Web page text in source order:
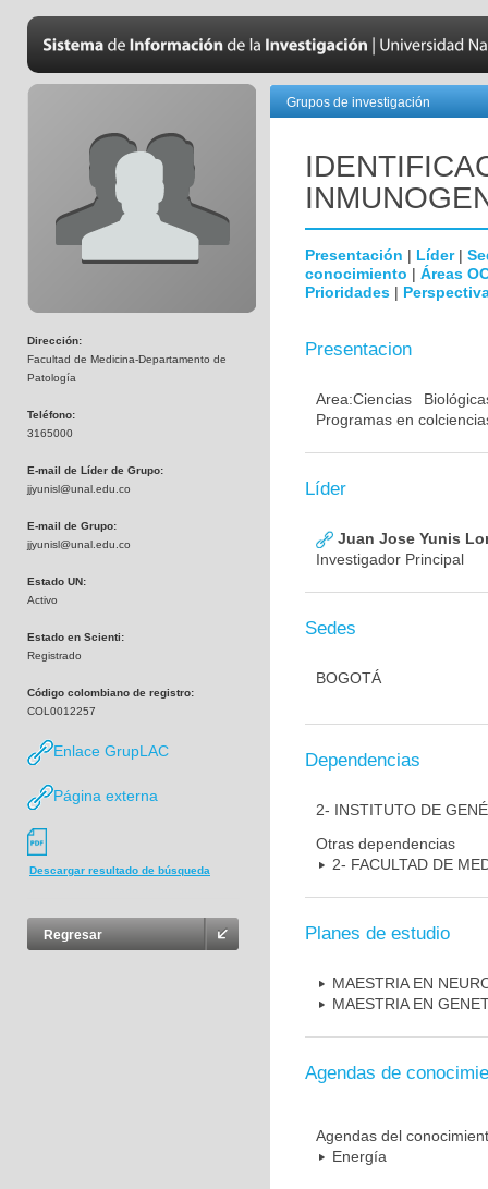
Dirección:
Facultad de Medicina-Departamento de
Patología
Teléfono:
3165000
E-mail de Líder de Grupo:
jjyunisl@unal.edu.co
E-mail de Grupo:
jjyunisl@unal.edu.co
Estado UN:
Activo
Estado en Scienti:
Registrado
Código colombiano de registro:
COL0012257
Enlace GrupLAC
Página externa
Descargar resultado de búsqueda
Regresar
Grupos de investigación
Presentación | Líder|
conocimiento | Áreas
Prioridades |
Presentacion
Area:Ciencias
Programas en
Líder
Juan Jose Yunis
Investigador Principal
Sedes
BOGOTÁ
Dependencias
2- INSTITUTO DE
Otras dependencias
2- FACULTAD DE
Planes de estudio
MAESTRIA EN
MAESTRIA EN
Agendas de
Agendas del
Energía